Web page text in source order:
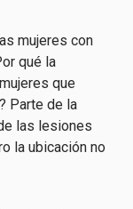
mujeres con
qué la
que
Parte de la
las lesiones
la ubicación no